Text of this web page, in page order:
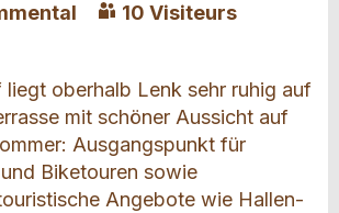
10 Visiteurs
oberhalb Lenk sehr ruhig auf
mit schöner Aussicht auf
Ausgangspunkt für
Biketouren sowie
Angebote wie Hallen-